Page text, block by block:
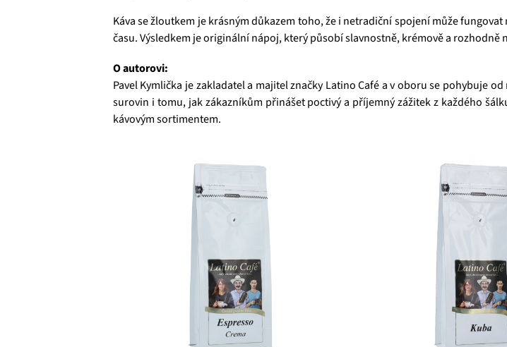
Káva se žloutkem je krásným důkazem toho, že i netradiční spojení může
času. Výsledkem je originální nápoj, který působí slavnostně, krémově a rozhodně
O autorovi:
Pavel Kymlička je zakladatel a majitel značky Latino Café a v oboru se pohybuje
surovin i tomu, jak zákazníkům přinášet poctivý a příjemný zážitek z každého
kávovým sortimentem.